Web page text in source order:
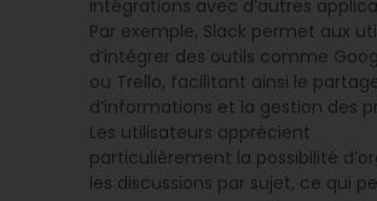
intégrations avec d’autres
Par exemple, Slack permet aux
d’intégrer des outils comme
ou Trello, facilitant ainsi le
d’informations et la gestion des
Les utilisateurs apprécient
particulièrement la possibilité
les discussions par sujet, ce qui